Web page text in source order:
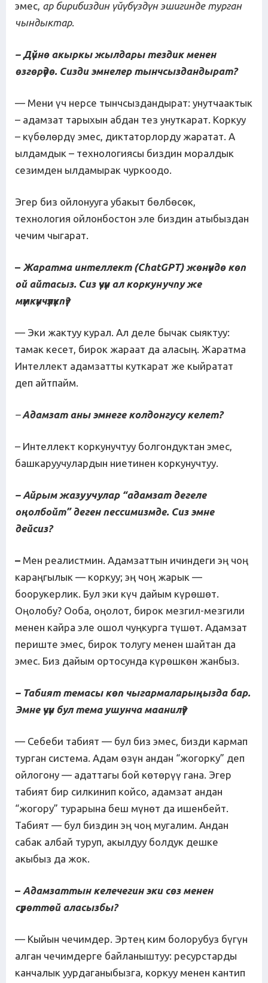
эмес, ар бирибиздин үйүбүздүн эшигинде турган
чындыктар.
– Дүйнө акыркы жылдары тездик менен
өзгөрүүдө. Сизди эмнелер тынчсыздандырат?
— Мени үч нерсе тынчсыздандырат: унутчаактык
– адамзат тарыхын абдан тез унуткарат. Коркуу
– күбөлөрдү эмес, диктаторлорду жаратат. А
ылдамдык – технологиясы биздин моралдык
сезимден ылдамырак чуркоодо.
Эгер биз ойлонууга убакыт бөлбөсөк,
технология ойлонбостон эле биздин атыбыздан
чечим чыгарат.
– Жаратма интеллект (ChatGPT) жөнүндө көп
ой айтасыз. Сиз үчүн ал коркунучпу же
мүмкүнчүлүкпү?
— Эки жактуу курал. Ал деле бычак сыяктуу:
тамак кесет, бирок жараат да аласың. Жаратма
Интеллект адамзатты куткарат же кыйратат
деп айтпайм.
–Адамзат аны эмнеге колдонгусу келет?
– Интеллект коркунучтуу болгондуктан эмес,
башкаруучулардын ниетинен коркунучтуу.
– Айрым жазуучулар “адамзат дегеле
оңолбойт” деген пессимизмде. Сиз эмне
дейсиз?
– Мен реалистмин. Адамзаттын ичиндеги эң чоң
караңгылык — коркуу; эң чоң жарык —
боорукерлик. Бул эки күч дайым күрөшөт.
Оңолобу? Ооба, оңолот, бирок мезгил-мезгили
менен кайра эле ошол чуңкурга түшөт. Адамзат
периште эмес, бирок толугу менен шайтан да
эмес. Биз дайым ортосунда күрөшкөн жанбыз.
– Табият темасы көп чыгармаларыңызда бар.
Эмне үчүн бул тема ушунча маанилүү?
— Себеби табият — бул биз эмес, бизди кармап
турган система. Адам өзүн андан “жогорку” деп
ойлогону — адаттагы бой көтөрүү гана. Эгер
табият бир силкинип койсо, адамзат андан
“жогору” турарына беш мүнөт да ишенбейт.
Табият — бул биздин эң чоң мугалим. Андан
сабак албай туруп, акылдуу болдук дешке
акыбыз да жок.
– Адамзаттын келечегин эки сөз менен
сүрөттөй аласызбы?
— Кыйын чечимдер. Эртең ким болорубуз бүгүн
алган чечимдерге байланыштуу: ресурстарды
канчалык уурдаганыбызга, коркуу менен кантип